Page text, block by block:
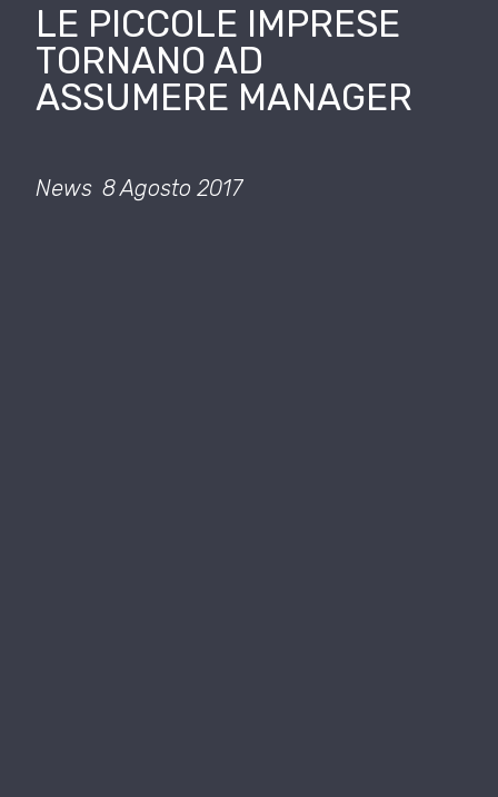
LE PICCOLE IMPRESE
TORNANO AD
ASSUMERE MANAGER
News 8 Agosto 2017